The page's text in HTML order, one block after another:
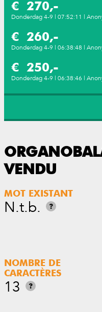
€ 270,-
Donderdag 4-9 | 07:52:11 |
€ 260,-
Donderdag 4-9 | 06:38:48 |
€ 250,-
Donderdag 4-9 | 06:38:46 |
VENDU
MOT EXISTANT
N.t.b. ?
NOMBRE DE
CARACTÈRES
13 ?